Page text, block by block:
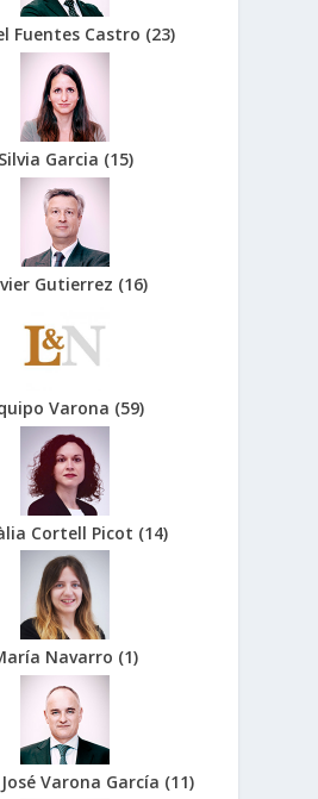
Fuentes Castro (23)
Silvia Garcia (15)
Gutierrez (16)
Varona (59)
Cortell Picot (14)
Navarro (1)
Varona García (11)